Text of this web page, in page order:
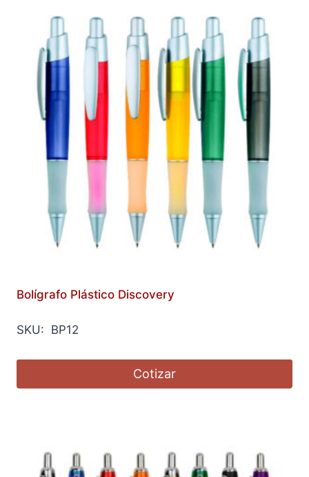
Bolígrafo Plástico Discovery
SKU: BP12
Cotizar